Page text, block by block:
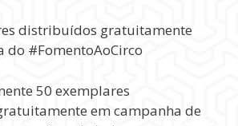
distribuídos gratuitamente
do #FomentoAoCirco
50 exemplares
em campanha de